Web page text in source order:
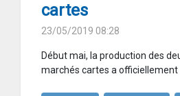
cartes
23/05/2019 08:28
Début mai, la production des
marchés cartes a officiellement